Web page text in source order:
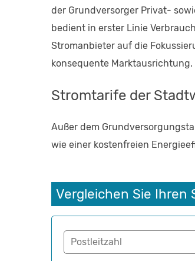
der Grundversorger Privat-
bedient in erster Linie
Stromanbieter auf die
konsequente Marktausrichtung.
Stromtarife der
Außer dem
wie einer kostenfreien
Vergleichen Sie Ihren
Postleitzahl